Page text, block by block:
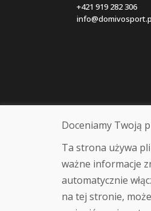
+421 919 282 306
Doceniamy Twoją
Ta strona używa
ważne informacje
automatycznie
na tej stronie,